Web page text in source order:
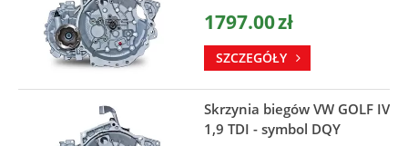
1797.00zł
SZCZEGÓŁY
Skrzynia biegów VW GOLF IV
1,9 TDI - symbol DQY